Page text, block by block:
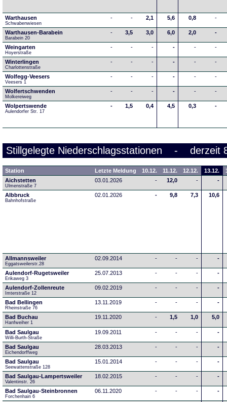
Warthausen
Schwabenwiesen
- - 2,1 5,6 0,8 -
Warthausen-Barabein
Barabein 20
- 3,5 3,0 6,0 2,0 -
Weingarten
Hoyerstraße
- - - - - -
Winterlingen
Charlottenstraße
- - - - - -
Wolfegg-Veesers
Veesers 1
- - - - - -
Wolfertschwenden
Molkereiweg
- - - - - -
Wolpertswende
Aulendorfer Str. 17
- 1,5 0,4 4,5 0,3 -
Stillgelegte Niederschlagsstationen - derzeit
Station Letzte Meldung 10.12. 11.12. 12.12. 13.12.
Aichstetten
Ulmenstraße 7
03.01.2026 - 12,0 - -
Albbruck
Bahnhofstraße
02.01.2026 - 9,8 7,3 10,6
Allmannsweiler
Eggatsweilerstr.28
02.09.2014 - - - -
Aulendorf-Rugetsweiler
Erikaweg 3
25.07.2013 - - - -
Aulendorf-Zollenreute
Imterstraße 12
09.02.2019 - - - -
Bad Bellingen
Rheinstraße 76
13.11.2019 - - - -
Bad Buchau
Hanfweiher 1
19.11.2020 - 1,5 1,0 5,0
Bad Saulgau
Willi-Burth-Straße
19.09.2011 - - - -
Bad Saulgau
Eichendorffweg
28.03.2013 - - - -
Bad Saulgau
Seewattenstraße 128
15.01.2014 - - - -
Bad Saulgau-Lampertsweiler
Valentinstr. 26
18.02.2015 - - - -
Bad Saulgau-Steinbronnen
Forchenhain 6
06.11.2020 - - - -